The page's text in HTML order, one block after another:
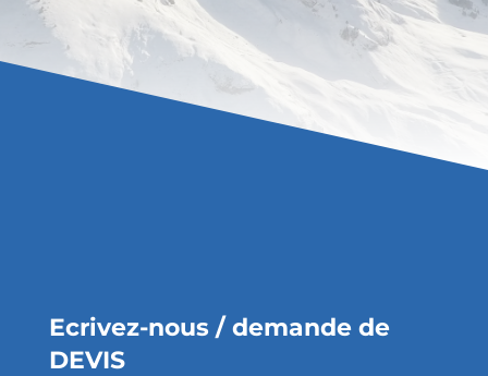
les prises de vue aériennes de vos projets
Ecrivez-nous / demande de
DEVIS